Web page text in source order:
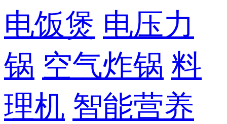
电饭煲 电压力
锅 空气炸锅 料
理机 智能营养